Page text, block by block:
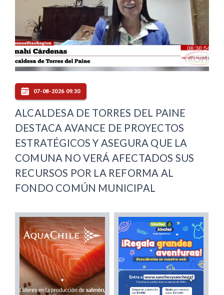
07-08-2026 09:30
ALCALDESA DE TORRES DEL PAINE
DESTACA AVANCE DE PROYECTOS
ESTRATÉGICOS Y ASEGURA QUE LA
COMUNA NO VERÁ AFECTADOS SUS
RECURSOS POR LA REFORMA AL
FONDO COMÚN MUNICIPAL